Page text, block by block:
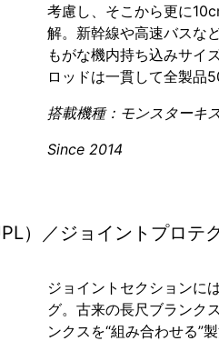
考慮し、そこから更に
解。新幹線や高速バスな
もがな機内持ち込みサイ
ロッドは一貫して全製品
搭載機種：モンスターキ
Since 2014
）／ジョイントプロテ
ジョイントセクションに
グ。古来の長尺ブランク
ンクスを“組み合わせる”